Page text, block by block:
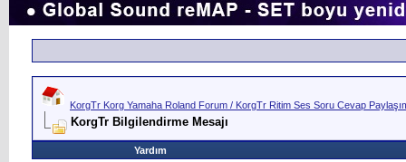
KorgTr Korg Yamaha Roland Forum / KorgTr Ritim Ses Soru Cevap
KorgTr Bilgilendirme Mesajı
Yardım